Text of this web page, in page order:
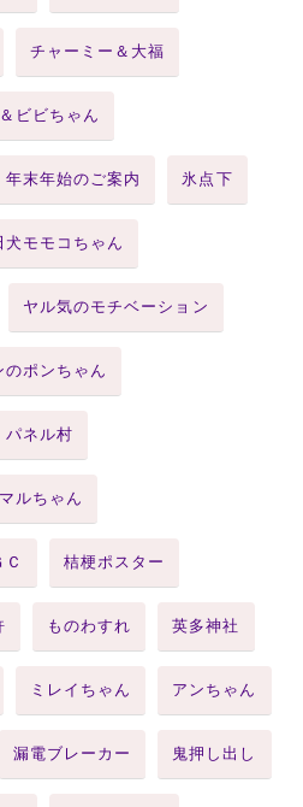
チャーミー＆大福
ビビちゃん
年末年始のご案内 氷点下
犬モモコちゃん
ヤル気のモチベーション
ポンちゃん
パネル村
ルちゃん
Ｃ 桔梗ポスター
ものわすれ 英多神社
ミレイちゃん アンちゃん
漏電ブレーカー 鬼押し出し